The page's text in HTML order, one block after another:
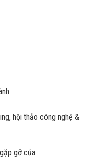
hội thảo công nghệ &
gỡ của: